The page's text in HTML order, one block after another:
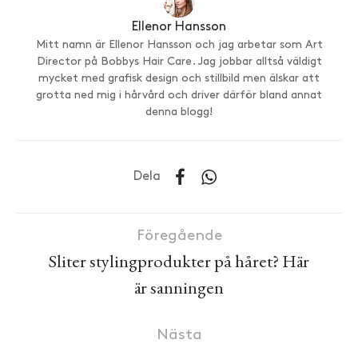
Ellenor Hansson
Mitt namn är Ellenor Hansson och jag arbetar som Art
Director på Bobbys Hair Care. Jag jobbar alltså väldigt
mycket med grafisk design och stillbild men älskar att
grotta ned mig i hårvård och driver därför bland annat
denna blogg!
Dela
Föregående
Sliter stylingprodukter på håret? Här
är sanningen
Nästa